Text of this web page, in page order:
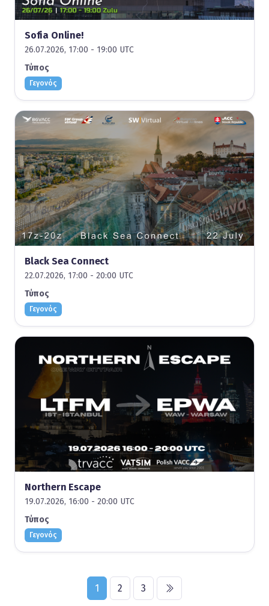
Sofia Online!
26.07.2026, 17:00 - 19:00 UTC
Τύπος
Γεγονός
Black Sea Connect
22.07.2026, 17:00 - 20:00 UTC
Τύπος
Γεγονός
Northern Escape
19.07.2026, 16:00 - 20:00 UTC
Τύπος
Γεγονός
1 2 3